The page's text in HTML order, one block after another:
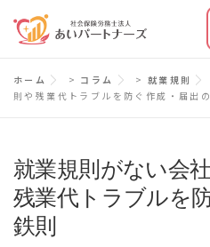
ン
ス
キ
ッ
プ
初めての方へ サービス
ホーム > コラム > 就業規則
則や残業代トラブルを防ぐ作成・届出
就業規則がない会
残業代トラブルを
鉄則